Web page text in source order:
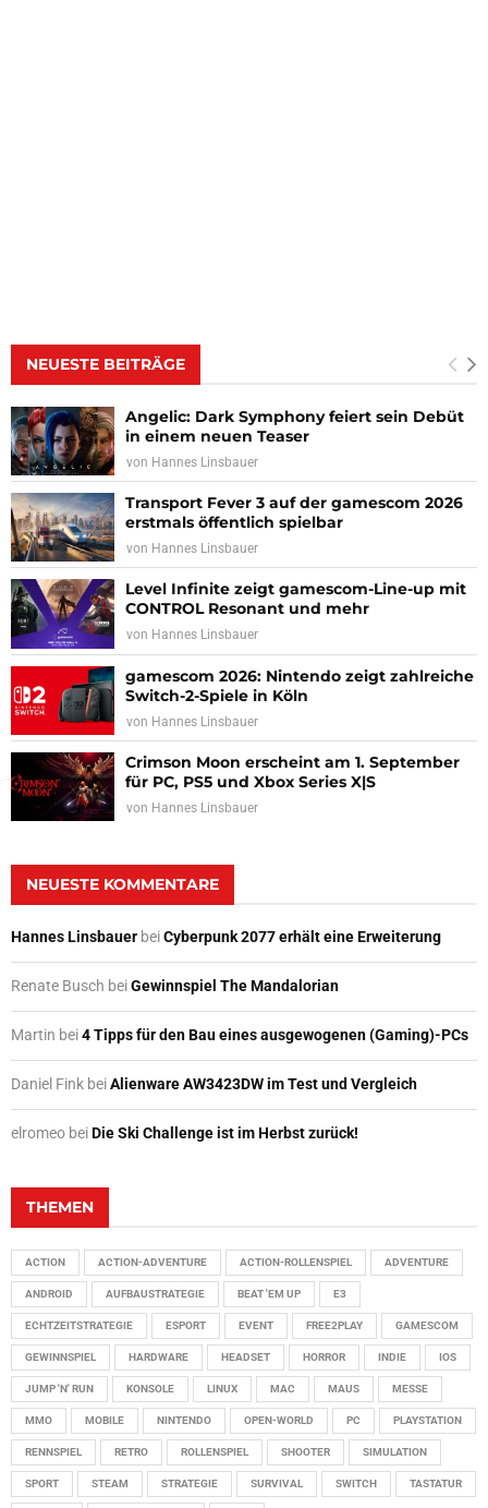
NEUESTE BEITRÄGE
Angelic: Dark Symphony feiert sein Debüt
in einem neuen Teaser
von Hannes Linsbauer
Transport Fever 3 auf der gamescom 2026
erstmals öffentlich spielbar
von Hannes Linsbauer
Level Infinite zeigt gamescom-Line-up mit
CONTROL Resonant und mehr
von Hannes Linsbauer
gamescom 2026: Nintendo zeigt zahlreiche
Switch-2-Spiele in Köln
von Hannes Linsbauer
Crimson Moon erscheint am 1. September
für PC, PS5 und Xbox Series X|S
von Hannes Linsbauer
NEUESTE KOMMENTARE
Hannes Linsbauer beiCyberpunk 2077 erhält eine Erweiterung
Renate Busch beiGewinnspiel The Mandalorian
Martin bei4 Tipps für den Bau eines ausgewogenen (Gaming)-PCs
Daniel Fink beiAlienware AW3423DW im Test und Vergleich
elromeo beiDie Ski Challenge ist im Herbst zurück!
THEMEN
ACTION ACTION-ADVENTURE ACTION-ROLLENSPIEL ADVENTURE
ANDROID AUFBAUSTRATEGIE BEAT 'EM UP E3
ECHTZEITSTRATEGIE ESPORT EVENT FREE2PLAY GAMESCOM
GEWINNSPIEL HARDWARE HEADSET HORROR INDIE IOS
JUMP 'N' RUN KONSOLE LINUX MAC MAUS MESSE
MMO MOBILE NINTENDO OPEN-WORLD PC PLAYSTATION
RENNSPIEL RETRO ROLLENSPIEL SHOOTER SIMULATION
SPORT STEAM STRATEGIE SURVIVAL SWITCH TASTATUR